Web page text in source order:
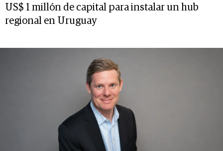
US$ 1 millón de capital para instalar un hub
regional en Uruguay